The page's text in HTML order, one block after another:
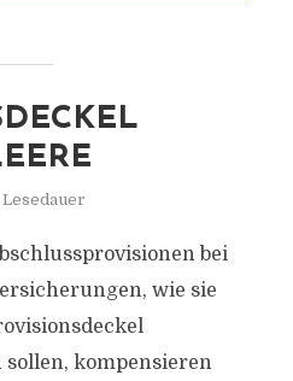
bei
wie sie
kompensieren